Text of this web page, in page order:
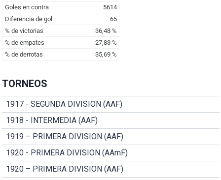
TORNEOS
1917 - SEGUNDA DIVISION (AAF)
1918 - INTERMEDIA (AAF)
1919 – PRIMERA DIVISION (AAF)
1920 - PRIMERA DIVISION (AAmF)
1920 – PRIMERA DIVISION (AAF)